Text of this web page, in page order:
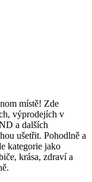
místě! Zde
výprodejích v
a dalších
ušetřit. Pohodlně a
kategorie jako
krása, zdraví a